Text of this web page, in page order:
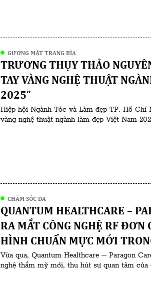
GƯƠNG MẶT TRANG BÌA
TRƯƠNG THỤY THẢO
TAY VÀNG NGHỆ THUẬT
2025”
Hiệp hội Ngành Tóc và Làm đẹp TP. Hồ Chí
vàng nghệ thuật ngành làm đẹp Việt Nam
CHĂM SÓC DA
QUANTUM HEALTHCARE –
RA MẮT CÔNG NGHỆ RF
HÌNH CHUẨN MỰC MỚI
Vừa qua, Quantum Healthcare – Paragon
nghệ thẩm mỹ mới, thu hút sự quan tâm của